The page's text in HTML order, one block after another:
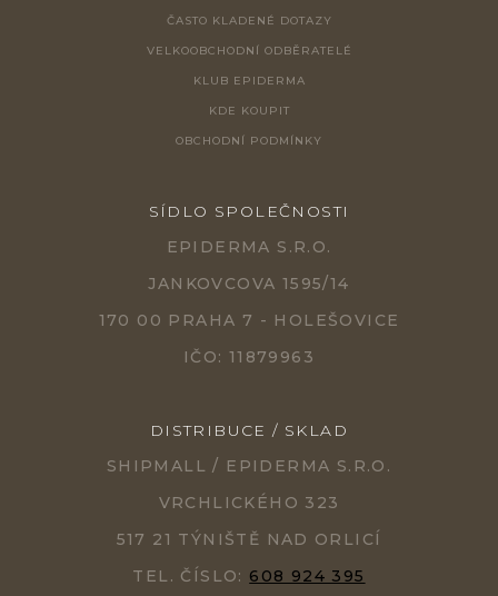
ČASTO KLADENÉ DOTAZY
VELKOOBCHODNÍ ODBĚRATELÉ
KLUB EPIDERMA
KDE KOUPIT
OBCHODNÍ PODMÍNKY
SÍDLO SPOLEČNOSTI
EPIDERMA S.R.O.
JANKOVCOVA 1595/14
170 00 PRAHA 7 - HOLEŠOVICE
IČO: 11879963
DISTRIBUCE / SKLAD
SHIPMALL / EPIDERMA S.R.O.
VRCHLICKÉHO 323
517 21 TÝNIŠTĚ NAD ORLICÍ
TEL. ČÍSLO: 608 924 395